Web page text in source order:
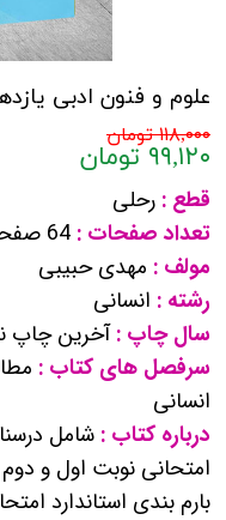
علوم و فنون ادبی
۱۱۸,۰۰۰ تومان
۹۹,۱۲۰ تومان
قطع : رحلی
تعداد صفحات : 64 صفحه
مولف : مهدی حبیبی
رشته : انسانی
سال چاپ :آخرین چاپ
سرفصل های کتاب :
انسانی
درباره کتاب : شامل
امتحانی نوبت اول و
بارم بندی استاندارد